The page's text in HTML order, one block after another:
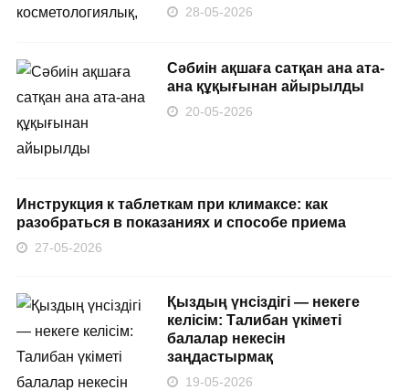
28-05-2026
Сәбиін ақшаға сатқан ана ата-
ана құқығынан айырылды
20-05-2026
Инструкция к таблеткам при климаксе: как
разобраться в показаниях и способе приема
27-05-2026
Қыздың үнсіздігі — некеге
келісім: Талибан үкіметі
балалар некесін
заңдастырмақ
19-05-2026